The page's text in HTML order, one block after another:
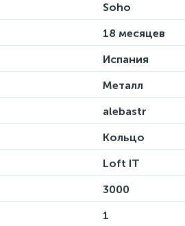
Soho
18 месяцев
Испания
Металл
alebastr
Кольцо
Loft IT
3000
1